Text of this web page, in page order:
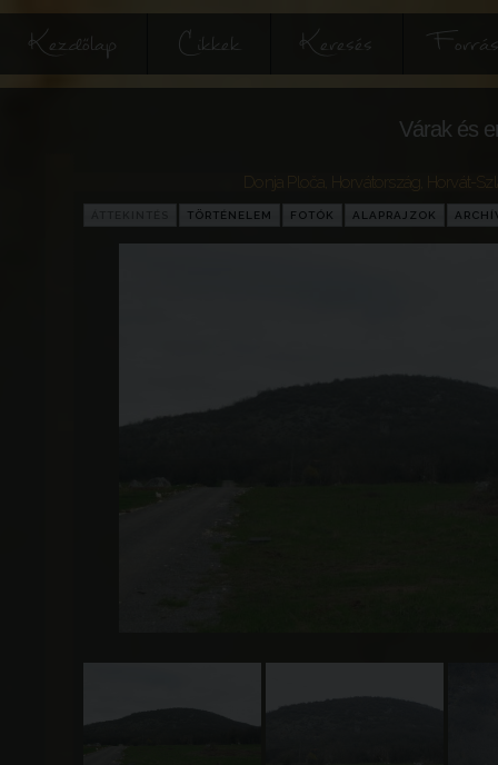
Kezdőlap Cikkek Keresés
Várak és
Horvátország Horvát-
TÖRTÉNELEM FOTÓK ALAPRAJZOK